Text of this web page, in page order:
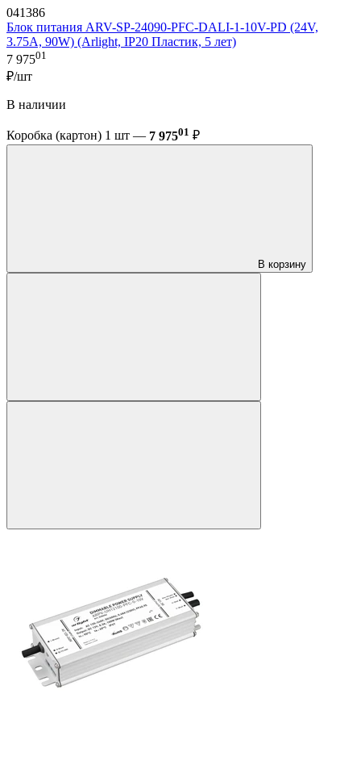
041386
Блок питания ARV-SP-24090-PFC-DALI-1-10V-PD (24V,
3.75A, 90W) (Arlight, IP20 Пластик, 5 лет)
7 97501
₽/шт
В наличии
Коробка (картон) 1 шт — 7 97501 ₽
В корзину